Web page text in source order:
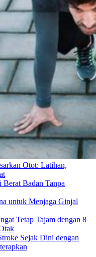
Otot: Latihan,
Berat Badan Tanpa
untuk Menjaga Ginjal
Tetap Tajam dengan 8
Sejak Dini dengan